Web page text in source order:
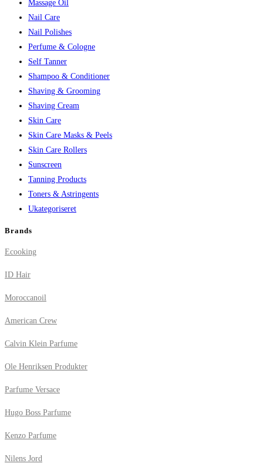
Massage Oil
Nail Care
Nail Polishes
Perfume & Cologne
Self Tanner
Shampoo & Conditioner
Shaving & Grooming
Shaving Cream
Skin Care
Skin Care Masks & Peels
Skin Care Rollers
Sunscreen
Tanning Products
Toners & Astringents
Ukategoriseret
Brands
Ecooking
ID Hair
Moroccanoil
American Crew
Calvin Klein Parfume
Ole Henriksen Produkter
Parfume Versace
Hugo Boss Parfume
Kenzo Parfume
Nilens Jord